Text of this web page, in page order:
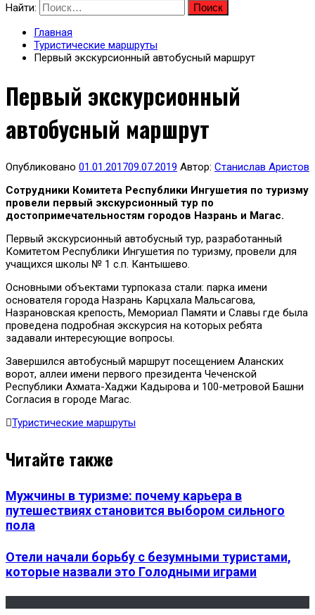
Найти:
Главная
Туристические маршруты
Первый экскурсионный автобусный маршрут
Первый экскурсионный
автобусный маршрут
Опубликовано 01.01.201709.07.2019 Автор: Станислав Аристов
Сотрудники Комитета Республики Ингушетия по туризму
провели первый экскурсионный тур по
достопримечательностям городов Назрань и Магас.
Первый экскурсионный автобусный тур, разработанный
Комитетом Республики Ингушетия по туризму, провели для
учащихся школы № 1 с.п. Кантышево.
Основными объектами турпоказа стали: парка имени
основателя города Назрань Карцхала Мальсагова,
Назрановская крепость, Мемориал Памяти и Славы где была
проведена подробная экскурсия на которых ребята
задавали интересующие вопросы.
Завершился автобусный маршрут посещением Аланских
ворот, аллеи имени первого президента Чеченской
Республики Ахмата-Хаджи Кадырова и 100-метровой Башни
Согласия в городе Магас.
Туристические маршруты
Читайте также
Мужчины в туризме: почему карьера в
путешествиях становится выбором сильного
пола
Отели начали борьбу с безумными туристами,
которые назвали это Голодными играми